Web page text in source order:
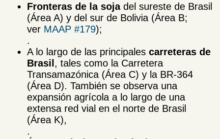
Fronteras de la sojadel sureste de Brasil
(Área A) y del sur de Bolivia (Área B;
ver MAAP #179);
.
A lo largo de las principales carreteras de
Brasil, tales como la Carretera
Transamazónica (Área C) y la BR-364
(Área D). También se observa una
expansión agrícola a lo largo de una
extensa red vial en el norte de Brasil
(Área K),
.